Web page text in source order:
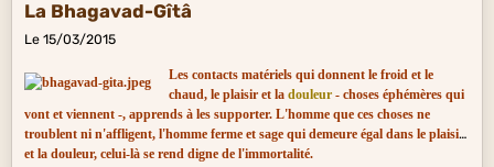
La Bhagavad-Gîtâ
Le 15/03/2015
Les contacts matériels qui donnent le froid et le
chaud, le plaisir et la douleur- choses éphémères qui
vont et viennent -, apprends à les supporter. L'homme que ces choses ne
troublent ni n'affligent, l'homme ferme et sage qui demeure égal dans le plaisir
et la douleur, celui-là se rend digne de l'immortalité.